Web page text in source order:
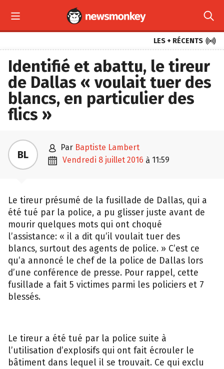
 
LES + RÉCENTS 
Identifié et abattu, le tireur
de Dallas « voulait tuer des
blancs, en particulier des
flics »
BL  par Baptiste Lambert
 vendredi 8 juillet 2016 à 11:59
Le tireur présumé de la fusillade de Dallas, qui a
été tué par la police, a pu glisser juste avant de
mourir quelques mots qui ont choqué
l’assistance: « il a dit qu’il voulait tuer des
blancs, surtout des agents de police. » C’est ce
qu’a annoncé le chef de la police de Dallas lors
d’une conférence de presse. Pour rappel, cette
fusillade a fait 5 victimes parmi les policiers et 7
blessés.
Le tireur a été tué par la police suite à
l’utilisation d’explosifs qui ont fait écrouler le
bâtiment dans lequel il se trouvait. Ce qui exclu